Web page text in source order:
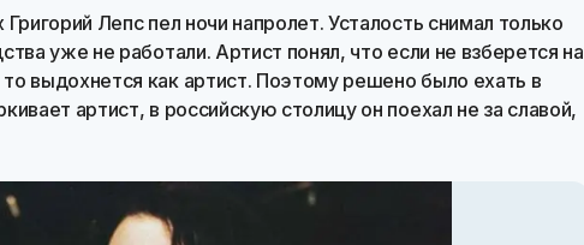
Лепс пел ночи напролет. Усталость снимал только
уже не работали. Артист понял, что если не взберется на
выдохнется как артист. Поэтому решено было ехать в
артист, в российскую столицу он поехал не за славой,